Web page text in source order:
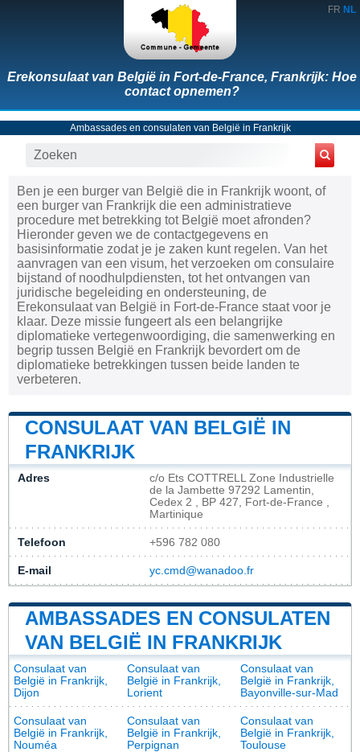
FR NL
Erekonsulaat van België in Fort-de-France, Frankrijk: Hoe
contact opnemen?
Ambassades en consulaten van België in Frankrijk
Ben je een burger van België die in Frankrijk woont, of
een burger van Frankrijk die een administratieve
procedure met betrekking tot België moet afronden?
Hieronder geven we de contactgegevens en
basisinformatie zodat je je zaken kunt regelen. Van het
aanvragen van een visum, het verzoeken om consulaire
bijstand of noodhulpdiensten, tot het ontvangen van
juridische begeleiding en ondersteuning, de
Erekonsulaat van België in Fort-de-France staat voor je
klaar. Deze missie fungeert als een belangrijke
diplomatieke vertegenwoordiging, die samenwerking en
begrip tussen België en Frankrijk bevordert om de
diplomatieke betrekkingen tussen beide landen te
verbeteren.
CONSULAAT VAN BELGIË IN
FRANKRIJK
Adres
c/o Ets COTTRELL Zone Industrielle
de la Jambette 97292 Lamentin,
Cedex 2 , BP 427, Fort-de-France ,
Martinique
Telefoon +596 782 080
E-mail yc.cmd@wanadoo.fr
AMBASSADES EN CONSULATEN
VAN BELGIË IN FRANKRIJK
Consulaat van
België in Frankrijk,
Dijon
Consulaat van
België in Frankrijk,
Lorient
Consulaat van
België in Frankrijk,
Bayonville-sur-Mad
Consulaat van
België in Frankrijk,
Nouméa
Consulaat van
België in Frankrijk,
Perpignan
Consulaat van
België in Frankrijk,
Toulouse